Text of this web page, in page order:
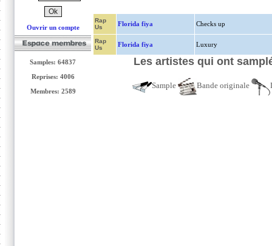
Ouvrir un compte
Samples: 64837
Reprises: 4006
Membres: 2589
Rap
Us
Florida fiya Checks up
Rap
Us
Florida fiya Luxury
Les artistes qui ont
Sample Bande originale